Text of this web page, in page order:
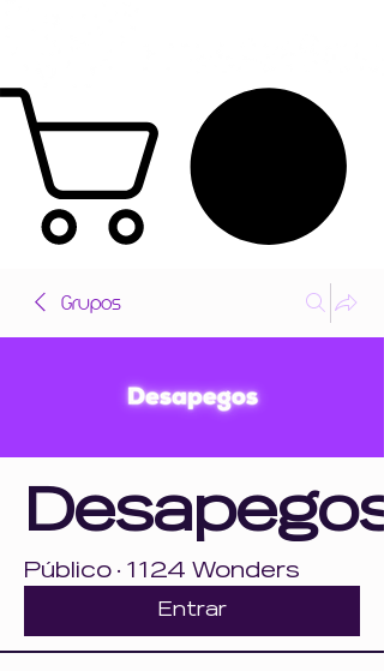
Grupos
Desapegos
Público · 1124 Wonders
Entrar